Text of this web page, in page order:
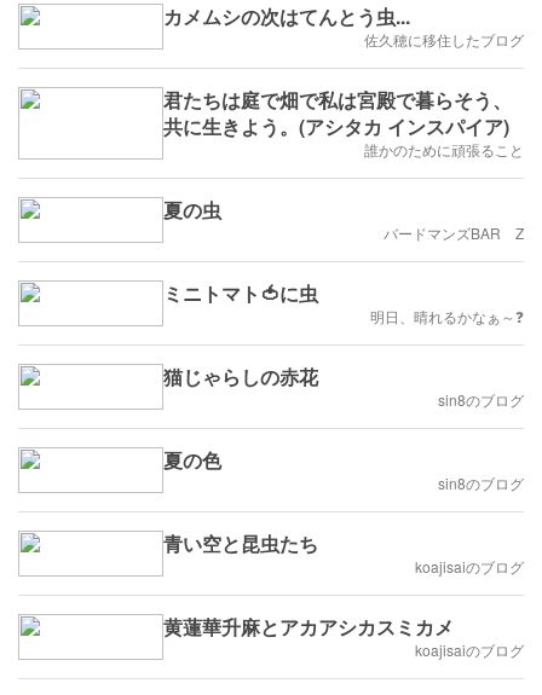
カメムシの次はてんとう虫...
佐久穂に移住したブログ
君たちは庭で畑で私は宮殿で暮らそう、
共に生きよう。(アシタカ インスパイア)
誰かのために頑張ること
夏の虫
バードマンズBAR Z
ミニトマト🍅に虫
明日、晴れるかなぁ～❓️
猫じゃらしの赤花
sin8のブログ
夏の色
sin8のブログ
青い空と昆虫たち
koajisaiのブログ
黄蓮華升麻とアカアシカスミカメ
koajisaiのブログ